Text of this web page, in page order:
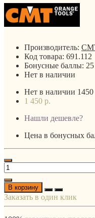
Производитель:
Код товара: 691.112
Бонусные баллы: 25
Нет в наличии
Нет в наличии 1450
1 450 р.
Нашли дешевле?
Цена в бонусных
В корзину
Заказать в один клик